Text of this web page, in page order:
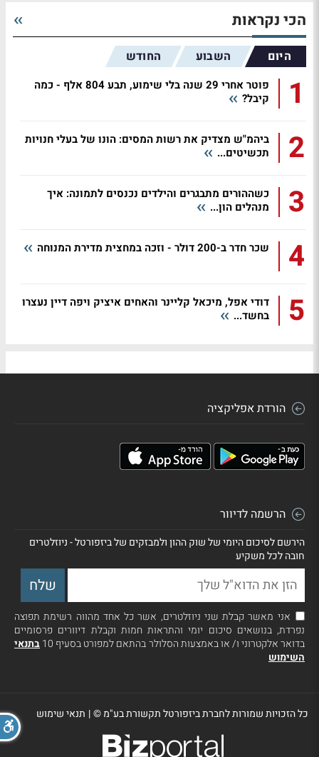
הכי נקראות
היום השבוע החודש
1
פוטר אחרי 29 שנה בלי שימוע, תבע 804 אלף - כמה
קיבל?
2
ביהמ"ש מצדיק את רשות המסים: הונו של בעלי חנויות
תכשיטים...
3
כשההורים מתבגרים והילדים נכנסים לתמונה: איך
מנהלים הון...
4 שכר חדר ב-200 דולר - וזכה במחצית מדירת המנוחה
5
דודי אפל, מיכאל קליינר והאחים איציק ויפה דיין נעצרו
בחשד...
הורדת אפליקציה
הרשמה לדיוור
הירשם לסיכום היומי של שוק ההון ולמבזקים של ביזפורטל - ניוזלטרים
חובה לכל משקיע
אני מאשר קבלת שני ניוזלטרים, אשר כל אחד מהווה רשימת תפוצה
נפרדת, בנושאים סיכום יומי והתראות חמות וקבלת דיוורים פרסומיים
בדואר אלקטרוני ו/ או באמצעות הסלולר בהתאם למפורט בסעיף 10
בתנאי
השימוש
כל הזכויות שמורות לחברת ביזפורטל תקשורת בע"מ ©| תנאי שימוש